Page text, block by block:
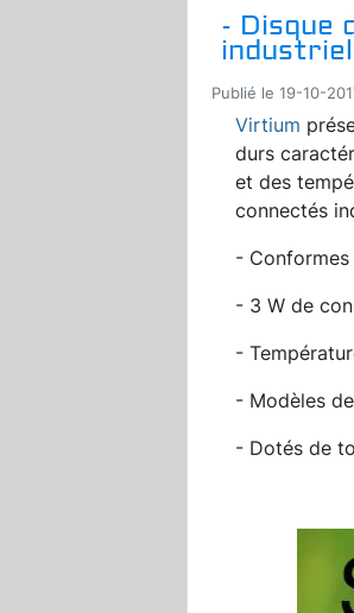
- Disque
Publié le 19-10-
Virtium
durs
et des
connectés
- Conformes
- 3 W de
-
- Modèles
- Dotés de